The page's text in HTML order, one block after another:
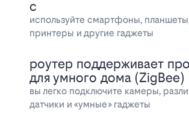
с
используйте смартфоны,
принтеры и другие гаджеты
роутер поддерживает
для умного дома (ZigBee)
вы легко подключите камеры,
датчики и «умные» гаджеты